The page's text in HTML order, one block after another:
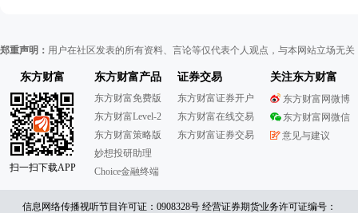
郑重声明： 用户在社区发表的所有资料、言论等仅代表个人观点，与本网站立场无
东方财富
扫一扫下载APP
东方财富产品
东方财富免费版
东方财富Level-2
东方财富策略版
妙想投研助理
Choice金融终端
证券交易
东方财富证券开户
东方财富在线交易
东方财富证券交易
关注东方财富
东方财富网微博
东方财富网微信
意见与建议
信息网络传播视听节目许可证：0908328号 经营证券期货业务许可证编号：